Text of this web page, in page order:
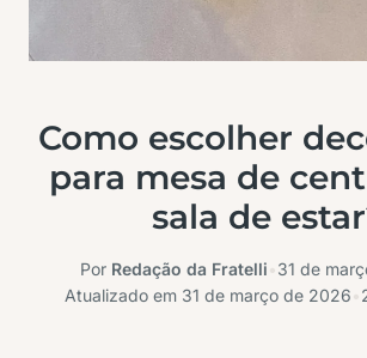
Como escolher
para mesa de
sala de
Por Redação da Fratelli 31 de
Atualizado em 31 de março de 2026